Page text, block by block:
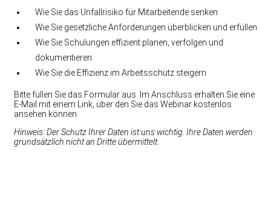
Wie Sie das Unfallrisiko für Mitarbeitende senken
Wie Sie gesetzliche Anforderungen überblicken und erfüllen
Wie Sie Schulungen effizient planen, verfolgen und
dokumentieren
Wie Sie die Effizienz im Arbeitsschutz steigern
Bitte füllen Sie das Formular aus. Im Anschluss erhalten Sie eine
E-Mail mit einem Link, über den Sie das Webinar kostenlos
ansehen können.
Hinweis: Der Schutz Ihrer Daten ist uns wichtig. Ihre Daten werden
grundsätzlich nicht an Dritte übermittelt.